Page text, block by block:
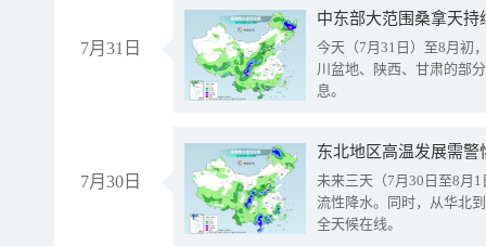
7月31日
中东部大范围桑拿天
今天（7月31日）至8月初
川盆地、陕西、甘肃的部
息。
7月30日
东北地区高温发展需
未来三天（7月30日至8月
流性降水。同时，从华北
全天候在线。